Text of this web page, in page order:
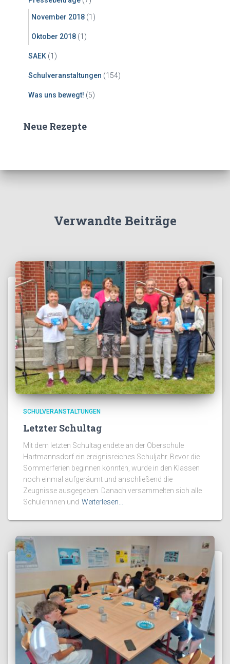
November 2018 (1)
Oktober 2018 (1)
SAEK (1)
Schulveranstaltungen (154)
Was uns bewegt! (5)
Neue Rezepte
Verwandte Beiträge
SCHULVERANSTALTUNGEN
Letzter Schultag
Mit dem letzten Schultag endete an der Oberschule
Hartmannsdorf ein ereignisreiches Schuljahr. Bevor die
Sommerferien beginnen konnten, wurde in den Klassen
noch einmal aufgeräumt und anschließend die
Zeugnisse ausgegeben. Danach versammelten sich alle
Schülerinnen und Weiterlesen…